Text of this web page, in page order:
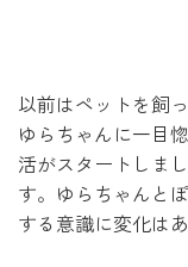
以前はペットを飼
ゆらちゃんに一目
活がスタートしま
す。ゆらちゃんと
する意識に変化は